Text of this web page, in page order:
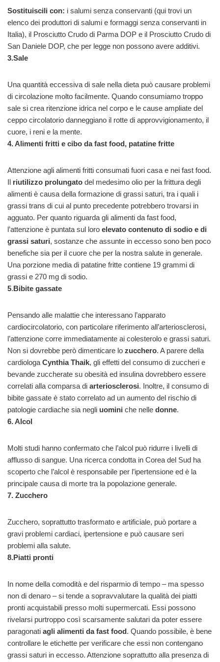
Sostituiscili con: i salumi senza conservanti (qui trovi un
elenco dei produttori di salumi e formaggi senza conservanti in
Italia), il Prosciutto Crudo di Parma DOP e il Prosciutto Crudo di
San Daniele DOP, che per legge non possono avere additivi.
3.Sale
Una quantità eccessiva di sale nella dieta può causare problemi
di circolazione molto facilmente. Quando consumiamo troppo
sale si crea ritenzione idrica nel corpo e le cause ampliate del
ceppo circolatorio danneggiano il rotte di approvvigionamento, il
cuore, i reni e la mente.
4. Alimenti fritti e cibo da fast food, patatine fritte
Attenzione agli alimenti fritti consumati fuori casa e nei fast food.
Il riutilizzo prolungato del medesimo olio per la frittura degli
alimenti è causa della formazione di grassi saturi, tra i quali i
grassi trans di cui al punto precedente potrebbero trovarsi in
agguato. Per quanto riguarda gli alimenti da fast food,
l’attenzione è puntata sul loro elevato contenuto di sodio e di
grassi saturi, sostanze che assunte in eccesso sono ben poco
benefiche sia per il cuore che per la nostra salute in generale.
Una porzione media di patatine fritte contiene 19 grammi di
grassi e 270 mg di sodio.
5.Bibite gassate
Pensando alle malattie che interessano l’apparato
cardiocircolatorio, con particolare riferimento all’arteriosclerosi,
l’attenzione corre immediatamente ai colesterolo e grassi saturi.
Non si dovrebbe però dimenticare lo zucchero. A parere della
cardiologa Cynthia Thaik, gli effetti del consumo di zuccheri e
bevande zuccherate su obesità ed insulina dovrebbero essere
correlati alla comparsa di arteriosclerosi. Inoltre, il consumo di
bibite gassate è stato correlato ad un aumento del rischio di
patologie cardiache sia negli uomini che nelle donne.
6. Alcol
Molti studi hanno confermato che l’alcol può ridurre i livelli di
afflusso di sangue. Una ricerca condotta in Corea del Sud ha
scoperto che l’alcol è responsabile per l’ipertensione ed è la
principale causa di morte tra la popolazione generale.
7. Zucchero
Zucchero, soprattutto trasformato e artificiale, può portare a
gravi problemi cardiaci, ipertensione e può causare seri
problemi alla salute.
8.Piatti pronti
In nome della comodità e del risparmio di tempo – ma spesso
non di denaro – si tende a sopravvalutare la qualità dei piatti
pronti acquistabili presso molti supermercati. Essi possono
rivelarsi purtroppo così scarsamente salutari da poter essere
paragonati agli alimenti da fast food. Quando possibile, è bene
controllare le etichette per verificare che essi non contengano
grassi saturi in eccesso. Attenzione soprattutto alla presenza di